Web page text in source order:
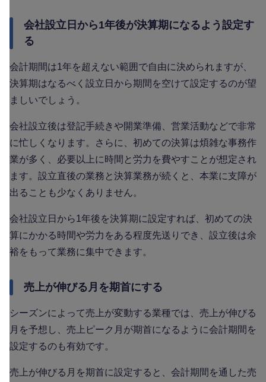
会社設立日から1年後が決算期になるよう設定す
る
会計期間は1年を超えない範囲で自由に決められますが、
決算期はなるべく設立日から期間を空けて設定するのが望
ましいでしょう。
会社設立後は登記手続きや開業準備、営業活動などで非常
に忙しくなります。さらに、初めての決算は煩雑な事務作
業が多く、必要以上に時間と労力を費やすことが想定され
ます。設立直後の業務と決算業務が続くと、本業に支障が
出ることも少なくありません。
会社設立日から1年後を決算期に設定すれば、初めての決
算にかかる時間や労力をある程度先送りでき、設立後は余
裕をもって業務に集中できます。
売上が伸びる月を期首にする
シーズンによって売上が変動する業種では、売上が伸びる
月を予想し、売上ピーク月が期首になるように会計期間を
設定するのも有効です。
売上が伸びる月を期首に設定すると、会計期間を通した売